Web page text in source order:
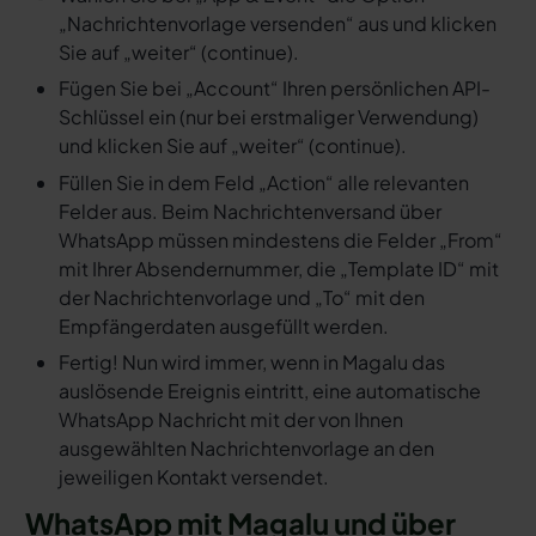
„Nachrichtenvorlage versenden“ aus und klicken
Sie auf „weiter“ (continue).
Fügen Sie bei „Account“ Ihren persönlichen API-
Schlüssel ein (nur bei erstmaliger Verwendung)
und klicken Sie auf „weiter“ (continue).
Füllen Sie in dem Feld „Action“ alle relevanten
Felder aus. Beim Nachrichtenversand über
WhatsApp müssen mindestens die Felder „From“
mit Ihrer Absendernummer, die „Template ID“ mit
der Nachrichtenvorlage und „To“ mit den
Empfängerdaten ausgefüllt werden.
Fertig! Nun wird immer, wenn in Magalu das
auslösende Ereignis eintritt, eine automatische
WhatsApp Nachricht mit der von Ihnen
ausgewählten Nachrichtenvorlage an den
jeweiligen Kontakt versendet.
WhatsApp mit Magalu und über